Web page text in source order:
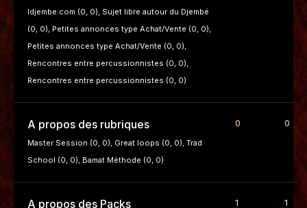
Idjembe.com (0, 0) Sujet libre autour du Djembé
(0, 0) Petites annonces type Achat/Vente (0, 0)
Petites annonces type Achat/Vente (0, 0)
Rencontres entre percussionnistes (0, 0)
Rencontres entre percussionnistes (0, 0)
A propos des rubriques
Master Session (0, 0) Great loops (0, 0) Trad
School (0, 0) Bamat Méthode (0, 0)
0 0
A propos des Packs 1 1